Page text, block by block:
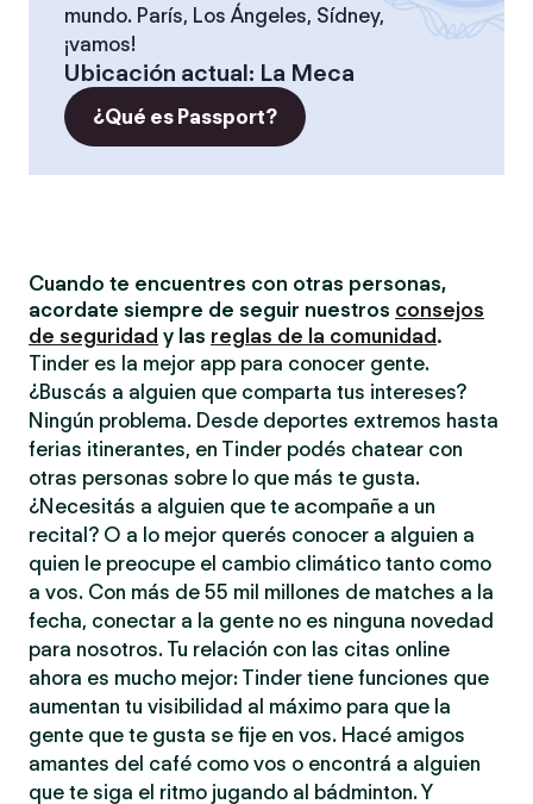
mundo. París, Los Ángeles, Sídney,
¡vamos!
Ubicación actual: La Meca
¿Qué es Passport?
Cuando te encuentres con otras personas,
acordate siempre de seguir nuestros consejos
de seguridad y las reglas de la comunidad .
Tinder es la mejor app para conocer gente.
¿Buscás a alguien que comparta tus intereses?
Ningún problema. Desde deportes extremos hasta
ferias itinerantes, en Tinder podés chatear con
otras personas sobre lo que más te gusta.
¿Necesitás a alguien que te acompañe a un
recital? O a lo mejor querés conocer a alguien a
quien le preocupe el cambio climático tanto como
a vos. Con más de 55 mil millones de matches a la
fecha, conectar a la gente no es ninguna novedad
para nosotros. Tu relación con las citas online
ahora es mucho mejor: Tinder tiene funciones que
aumentan tu visibilidad al máximo para que la
gente que te gusta se fije en vos. Hacé amigos
amantes del café como vos o encontrá a alguien
que te siga el ritmo jugando al bádminton. Y